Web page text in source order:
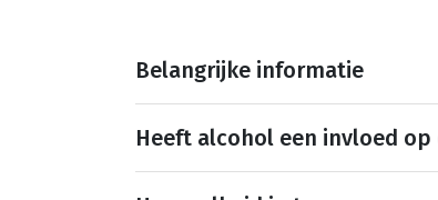
Belangrijke informatie
Heeft alcohol een invloed